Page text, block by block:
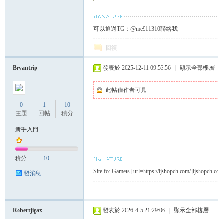
可以通過TG：@me911310聯絡我
回復
Bryantrip
0
主題
1
回帖
10
積分
新手入門
積分 10
發消息
發表於 2025-12-11 09:53:56 顯示全部樓層
此帖僅作者可見
Site for Gamers [url=https://ljshopch.com/
Robertjigax 發表於 2026-4-5 21:29:06 顯示全部樓層